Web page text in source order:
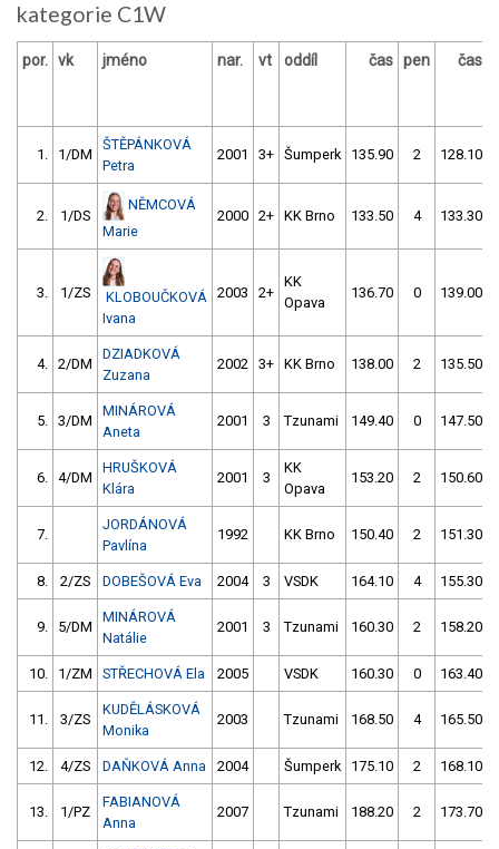
kategorie C1W
por. vk jméno nar. vt oddíl čas pen čas
1. 1/DM
ŠTĚPÁNKOVÁ
Petra
2001 3+ Šumperk 135.90 2 128.10
2. 1/DS
NĚMCOVÁ
Marie
2000 2+ KK Brno 133.50 4 133.30
3. 1/ZS
KLOBOUČKOVÁ
Ivana
2003 2+
KK
Opava
136.70 0 139.00
4. 2/DM
DZIADKOVÁ
Zuzana
2002 3+ KK Brno 138.00 2 135.50
5. 3/DM
MINÁROVÁ
Aneta
2001 3 Tzunami 149.40 0 147.50
6. 4/DM
HRUŠKOVÁ
Klára
2001 3
KK
Opava
153.20 2 150.60
7.
JORDÁNOVÁ
Pavlína
1992 KK Brno 150.40 2 151.30
8. 2/ZS DOBEŠOVÁ Eva 2004 3 VSDK 164.10 4 155.30
9. 5/DM
MINÁROVÁ
Natálie
2001 3 Tzunami 160.30 2 158.20
10. 1/ZM STŘECHOVÁ Ela 2005 VSDK 160.30 0 163.40
11. 3/ZS
KUDĚLÁSKOVÁ
Monika
2003 Tzunami 168.50 4 165.50
12. 4/ZS DAŇKOVÁ Anna 2004 Šumperk 175.10 2 168.10
13. 1/PZ
FABIANOVÁ
Anna
2007 Tzunami 188.20 2 173.70